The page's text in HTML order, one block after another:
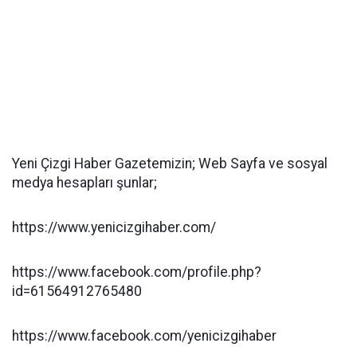
Yeni Çizgi Haber Gazetemizin; Web Sayfa ve sosyal
medya hesapları şunlar;
https://www.yenicizgihaber.com/
https://www.facebook.com/profile.php?
id=61564912765480
https://www.facebook.com/yenicizgihaber